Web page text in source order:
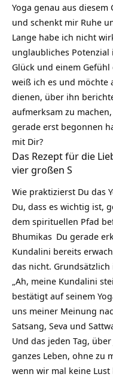
Yoga genau aus
und schenkt mir Ruhe
Lange habe ich nicht
unglaubliches Potenzial
Glück und einem Gefühl
weiß ich es und möchte
dienen, über ihn
aufmerksam zu
gerade erst begonnen
mit Dir?
Das Rezept für die
vier großen S
Wie praktizierst Du das
Du, dass es wichtig ist,
dem spirituellen Pfad
Bhumikas Du gerade
Kundalini bereits
das nicht.
„Ah, meine Kundalini
bestätigt auf seinem
uns meiner Meinung
Satsang, Seva und
Und das jeden Tag,
ganzes Leben, ohne zu
wenn wir mal keine